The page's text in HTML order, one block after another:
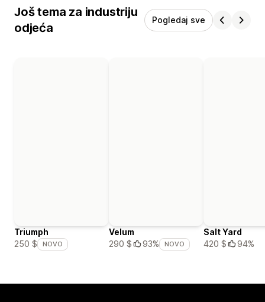
Još tema za industriju
odjeća
Pogledaj sve
Triumph
250 $
NOVO
Velum
290 $
93% NOVO
Salt Yard
420 $
94%